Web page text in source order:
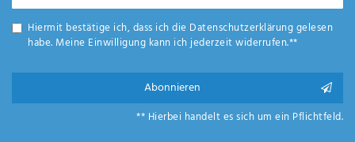
Hiermit bestätige ich, dass ich die Daten­schutz­erklärunggelesen
habe. Meine Einwilligung kann ich jederzeit widerrufen.**
Abonnieren
** Hierbei handelt es sich um ein Pflichtfeld.